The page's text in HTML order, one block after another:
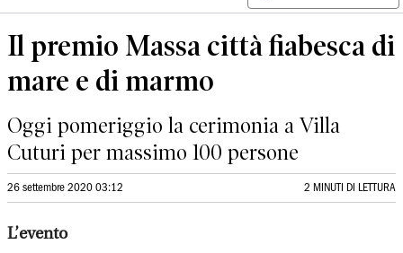
Il premio Massa città fiabesca di
mare e di marmo
Oggi pomeriggio la cerimonia a Villa
Cuturi per massimo 100 persone
26 settembre 2020 03:12 2 MINUTI DI LETTURA
L’evento